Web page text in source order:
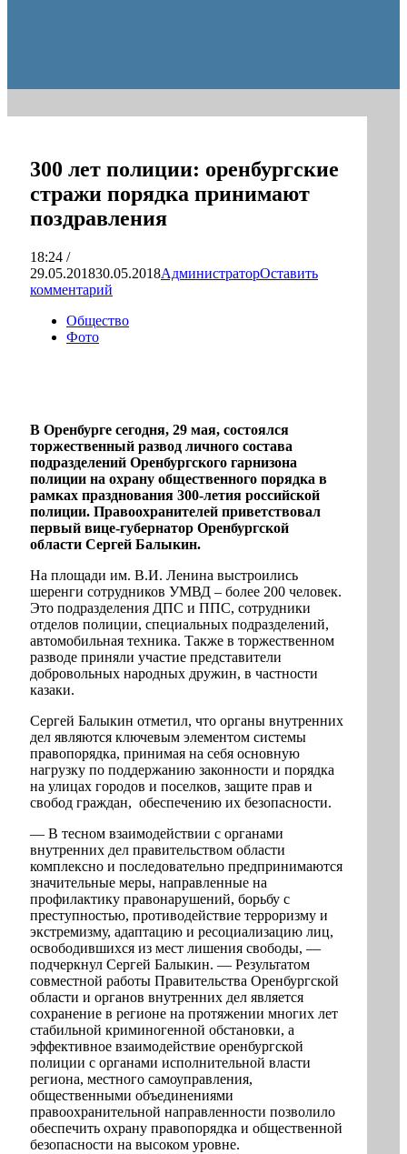
300 лет полиции: оренбургские
стражи порядка принимают
поздравления
18:24 /
29.05.201830.05.2018АдминистраторОставить
комментарий
Общество
Фото
В Оренбурге сегодня, 29 мая, состоялся
торжественный развод личного состава
подразделений Оренбургского гарнизона
полиции на охрану общественного порядка в
рамках празднования 300-летия российской
полиции. Правоохранителей приветствовал
первый вице-губернатор Оренбургской
области Сергей Балыкин.
На площади им. В.И. Ленина выстроились
шеренги сотрудников УМВД – более 200 человек.
Это подразделения ДПС и ППС, сотрудники
отделов полиции, специальных подразделений,
автомобильная техника. Также в торжественном
разводе приняли участие представители
добровольных народных дружин, в частности
казаки.
Сергей Балыкин отметил, что органы внутренних
дел являются ключевым элементом системы
правопорядка, принимая на себя основную
нагрузку по поддержанию законности и порядка
на улицах городов и поселков, защите прав и
свобод граждан, обеспечению их безопасности.
— В тесном взаимодействии с органами
внутренних дел правительством области
комплексно и последовательно предпринимаются
значительные меры, направленные на
профилактику правонарушений, борьбу с
преступностью, противодействие терроризму и
экстремизму, адаптацию и ресоциализацию лиц,
освободившихся из мест лишения свободы, —
подчеркнул Сергей Балыкин. — Результатом
совместной работы Правительства Оренбургской
области и органов внутренних дел является
сохранение в регионе на протяжении многих лет
стабильной криминогенной обстановки, а
эффективное взаимодействие оренбургской
полиции с органами исполнительной власти
региона, местного самоуправления,
общественными объединениями
правоохранительной направленности позволило
обеспечить охрану правопорядка и общественной
безопасности на высоком уровне.